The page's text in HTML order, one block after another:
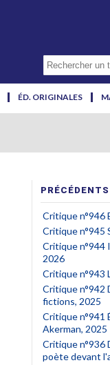
ÉD. ORIGINALES
Critique n°946
Critique n°945
Critique n°944
2026
Critique n°943
Critique n°942
fictions, 2025
Critique n°941
Akerman, 2025
Critique n°936
poète devant